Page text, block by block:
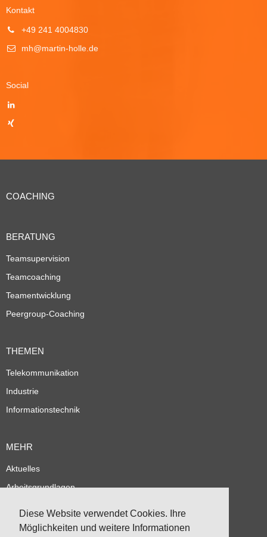
Diese Website verwendet Cookies. Ihre
Möglichkeiten und weitere Informationen
Kontakt
+49 241 4004830
mh@martin-holle.de
Social
COACHING
BERATUNG
Teamsupervision
Teamcoaching
Teamentwicklung
Peergroup-Coaching
THEMEN
Telekommunikation
Industrie
Informationstechnik
MEHR
Aktuelles
Arbeitsgrundlagen
Partner